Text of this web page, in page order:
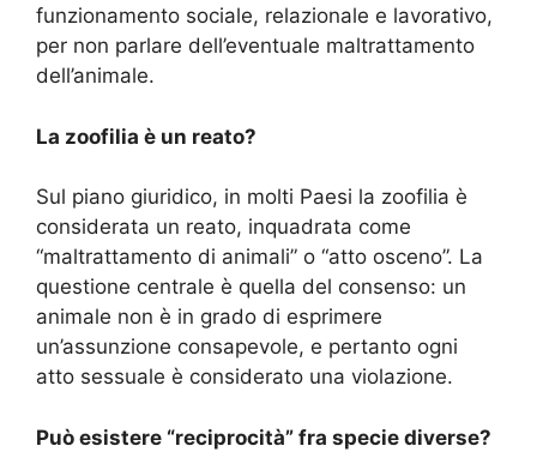
funzionamento sociale, relazionale e lavorativo,
per non parlare dell’eventuale maltrattamento
dell’animale.
La zoofilia è un reato?
Sul piano giuridico, in molti Paesi la zoofilia è
considerata un reato, inquadrata come
“maltrattamento di animali” o “atto osceno”. La
questione centrale è quella del consenso: un
animale non è in grado di esprimere
un’assunzione consapevole, e pertanto ogni
atto sessuale è considerato una violazione.
Può esistere “reciprocità” fra specie diverse?